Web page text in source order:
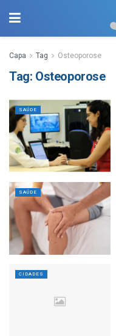
Capa Tag Osteoporose
Tag: Osteoporose
SAÚDE
SAÚDE
CIDADES